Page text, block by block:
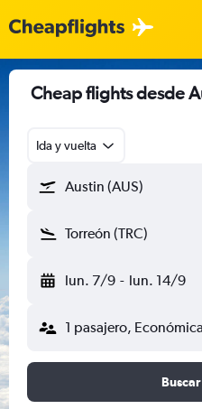
Cheap flights desde
Ida y vuelta
Austin (AUS)
Torreón (TRC)
lun. 7/9 - lun. 14/9
1 pasajero, Económica